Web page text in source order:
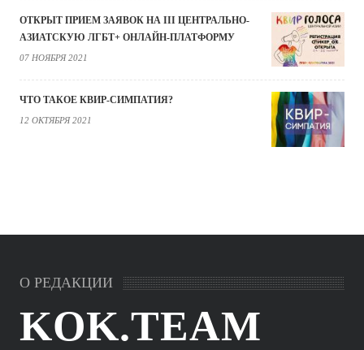
ОТКРЫТ ПРИЕМ ЗАЯВОК НА III ЦЕНТРАЛЬНО-
АЗИАТСКУЮ ЛГБТ+ ОНЛАЙН-ПЛАТФОРМУ
07 НОЯБРЯ 2021
ЧТО ТАКОЕ КВИР-СИМПАТИЯ?
12 ОКТЯБРЯ 2021
О РЕДАКЦИИ
KOK.TEAM